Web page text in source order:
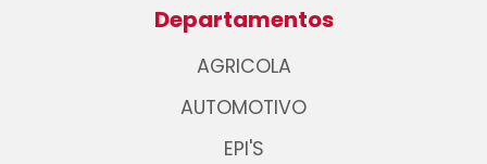
Departamentos
AGRICOLA
AUTOMOTIVO
EPI'S